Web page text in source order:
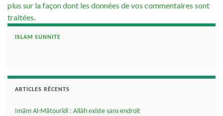
plus sur la façon dont les données de vos commentaires sont
traitées.
ISLAM SUNNITE
ARTICLES RÉCENTS
Imâm Al-Mâtourîdi : Allâh existe sans endroit